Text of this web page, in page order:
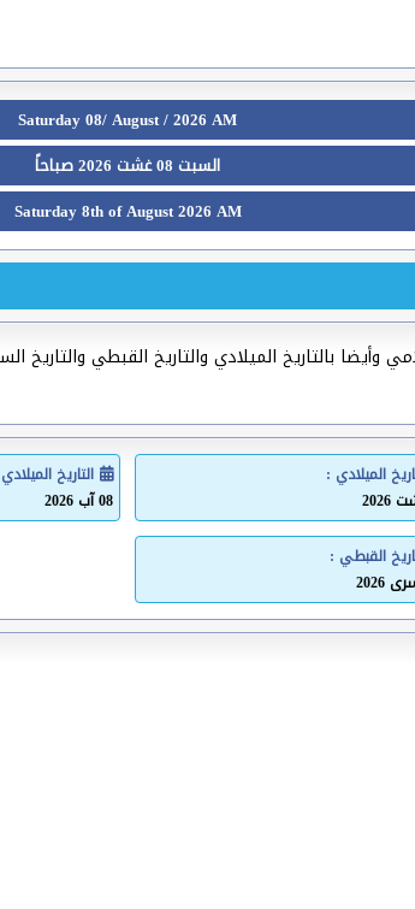
Saturday 08/ August / 2026 AM
السبت 08 غشت 2026 صباحاً
Saturday 8th of August 2026 AM
وأيضا بالتاريخ الميلادي والتاريخ القبطي والتاريخ
الميلادي :
التاريخ
08 آب 2026
القبطي :